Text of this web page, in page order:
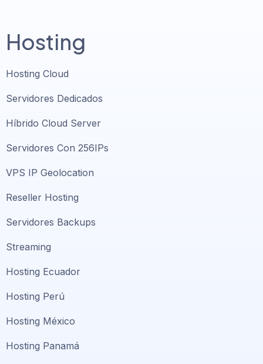
Hosting
Hosting Cloud
Servidores Dedicados
Híbrido Cloud Server
Servidores Con 256IPs
VPS IP Geolocation
Reseller Hosting
Servidores Backups
Streaming
Hosting Ecuador
Hosting Perú
Hosting México
Hosting Panamá